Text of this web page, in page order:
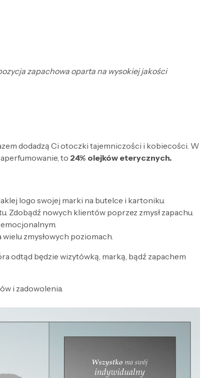
zapachowa oparta na wysokiej jakości
dodadzą Ci otoczki tajemniczości i kobiecości. W
to 24% olejków eterycznych.
logo swojej marki na butelce i kartoniku.
nowych klientów poprzez zmysł zapachu.
zmysłowych poziomach.
odtąd będzie wizytówką, marką, bądź zapachem
i zadowolenia.